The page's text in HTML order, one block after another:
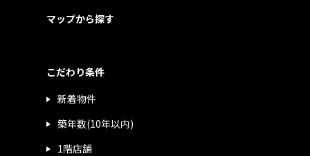
マップから探す
こだわり条件
新着物件
築年数(10年以内)
1階店舗